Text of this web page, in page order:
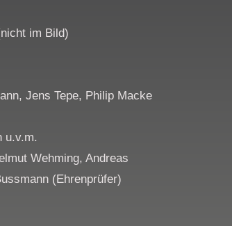
im Bild)
Jens Tepe, Philip Macke
u.v.m.
Wehming, Andreas
(Ehrenprüfer)